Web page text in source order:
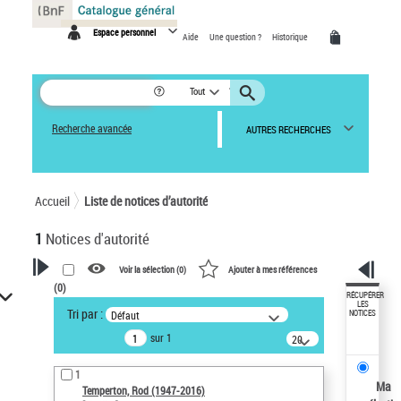
Espace personnel Aide Une question ? Historique
Tout
Recherche avancée AUTRES RECHERCHES
Accueil Liste de notices d’autorité
1 Notices d'autorité
VOTRE RECHERCHE
Recherche avancée dans les
notices d’autorité
Œuvres liées à l'auteur :
Temperton, Rod (1947-2016)
Voir la sélection (0) Ajouter à mes références
(0)
Tri par : Défaut
sur 1
20
résultats/page
1
Temperton, Rod (1947-2016)
RÉCUPÉRER
LES
NOTICES
Ma
Panneau de gestion des cookies